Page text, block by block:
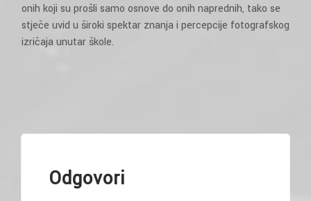
onih koji su prošli samo osnove do onih naprednih, tako se
stječe uvid u široki spektar znanja i percepcije fotografskog
izričaja unutar škole.
Odgovori